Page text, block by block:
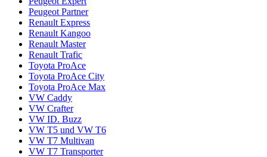
Peugeot Partner
Renault Express
Renault Kangoo
Renault Master
Renault Trafic
Toyota ProAce
Toyota ProAce City
Toyota ProAce Max
VW Caddy
VW Crafter
VW ID. Buzz
VW T5 und VW T6
VW T7 Multivan
VW T7 Transporter